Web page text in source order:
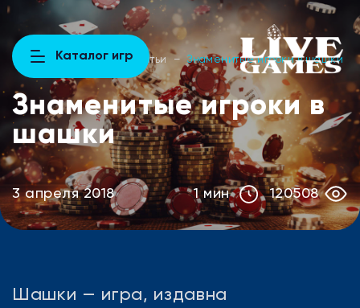
Каталог игр
Главная – Новости и статьи – Знаменитые игроки в шашки
Знаменитые игроки в
шашки
3 апреля 2018 1 мин 120508
Шашки — игра, издавна